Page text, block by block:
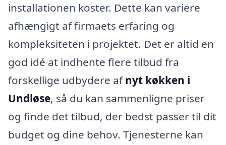
installationen koster. Dette kan variere
afhængigt af firmaets erfaring og
kompleksiteten i projektet. Det er altid en
god idé at indhente flere tilbud fra
forskellige udbydere afnyt køkken i
Undløse, så du kan sammenligne priser
og finde det tilbud, der bedst passer til dit
budget og dine behov. Tjenesterne kan